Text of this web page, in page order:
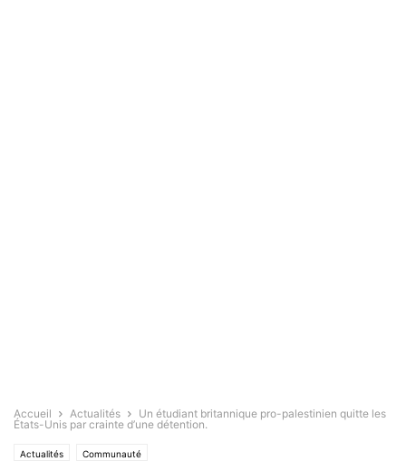
Accueil Actualités
Un étudiant britannique pro-palestinien quitte les
États-Unis par crainte d’une détention.
Actualités Communauté